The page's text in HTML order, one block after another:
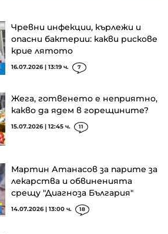
Чревни инфекции, кърлежи и
опасни бактерии: какви рискове
крие лятото
16.07.2026 | 13:19 ч. 7
Жега, готвенето е неприятно,
какво да ядем в горещините?
15.07.2026 | 12:45 ч. 11
Мартин Атанасов за парите за
лекарства и обвиненията
срещу "Диагноза България"
14.07.2026 | 13:00 ч. 18